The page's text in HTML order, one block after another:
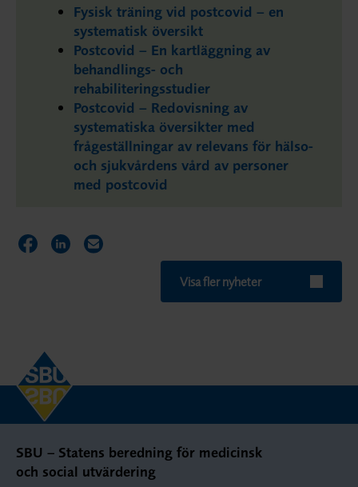
Fysisk träning vid postcovid – en
systematisk översikt
Postcovid – En kartläggning av
behandlings- och
rehabiliteringsstudier
Postcovid – Redovisning av
systematiska översikter med
frågeställningar av relevans för hälso-
och sjukvårdens vård av personer
med postcovid
Dela sidan på Facebook
Dela sidan på LinkedIn
Dela sidan via E-post
Visa fler nyheter
SBU – Statens beredning för medicinsk
och social utvärdering